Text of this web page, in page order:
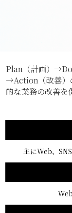
Plan（計画）
→Action（改善）
的な業務の改善を
主にWeb、